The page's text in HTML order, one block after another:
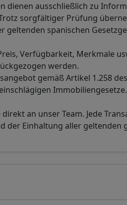
ausschließlich zu
sorgfältiger Prüfung
geltenden spanischen
Verfügbarkeit, Merkmale
werden.
gemäß Artikel 1.258
Immobiliengesetze.
an unser Team. Jede
Einhaltung aller geltenden